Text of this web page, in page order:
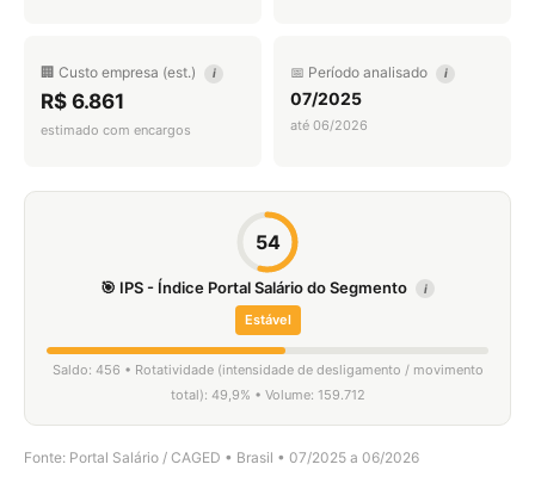
🏢 Custo empresa (est.) i
R$ 6.861
estimado com encargos
📅 Período analisado i
07/2025
até 06/2026
54
🎯 IPS - Índice Portal Salário do Segmento i
Estável
Saldo: 456 • Rotatividade (intensidade de desligamento / movimento
total): 49,9% • Volume: 159.712
Fonte: Portal Salário / CAGED • Brasil • 07/2025 a 06/2026